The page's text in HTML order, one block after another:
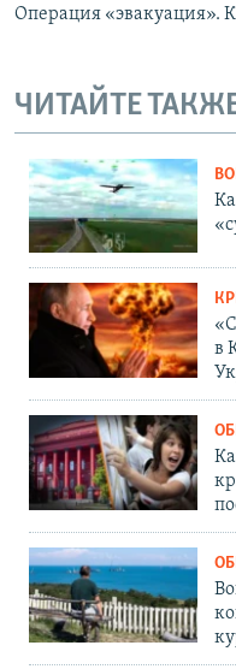
Операция «эвакуация».
ЧИТАЙТЕ
в